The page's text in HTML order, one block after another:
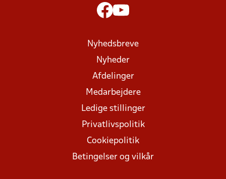
Nyhedsbreve
Nyheder
Afdelinger
Medarbejdere
Ledige stillinger
Privatlivspolitik
Cookiepolitik
Betingelser og vilkår